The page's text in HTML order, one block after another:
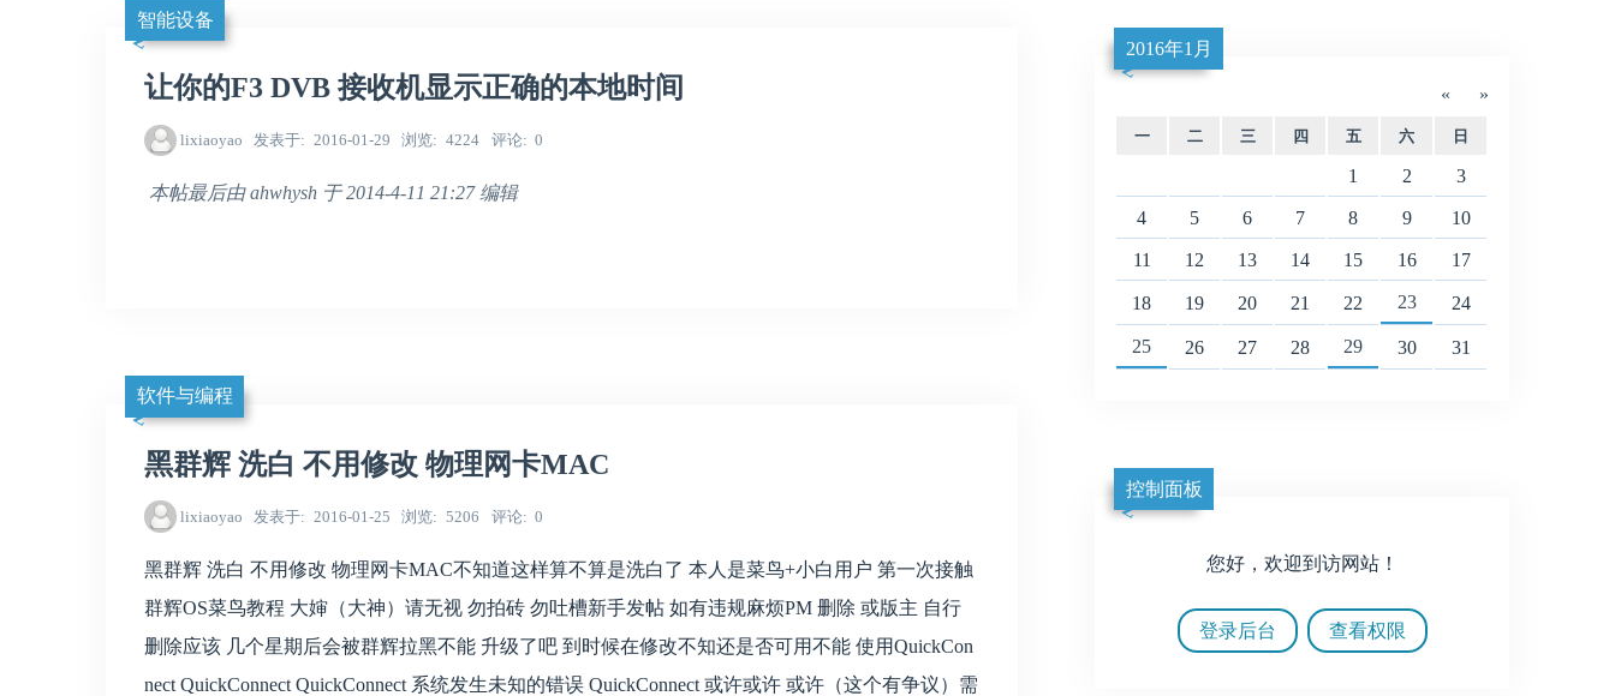
智能设备
让你的F3 DVB 接收机显示正确的本地时间
lixiaoyao 发表于 2016-01-29 浏览 4224 评论 0
本帖最后由 ahwhysh 于 2014-4-11 21:27 编辑
软件与编程
黑群辉 洗白 不用修改 物理网卡MAC
lixiaoyao 发表于 2016-01-25 浏览 5206 评论 0
黑群辉 洗白 不用修改 物理网卡MAC不知道这样算不算是洗白了 本人是菜鸟+小白用户 第一次接触
群辉OS菜鸟教程 大婶（大神）请无视 勿拍砖 勿吐槽新手发帖 如有违规麻烦PM 删除 或版主 自行
删除应该 几个星期后会被群辉拉黑不能 升级了吧 到时候在修改不知还是否可用不能 使用QuickCon
nect QuickConnect QuickConnect 系统发生未知的错误 QuickConnect 或许或许 或许（这个有争议）需
«
2016年1月
»
一 二 三 四 五 六 日
1 2 3
4 5 6 7 8 9 10
11 12 13 14 15 16 17
18 19 20 21 22 23 24
25 26 27 28 29 30 31
控制面板
您好，欢迎到访网站！
登录后台 查看权限